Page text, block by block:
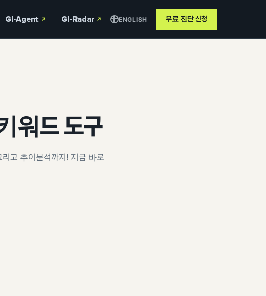
GI-Agent ↗ GI-Radar ↗ ENGLISH 무료 진단신청
워드 도구
고 추이분석까지! 지금 바로